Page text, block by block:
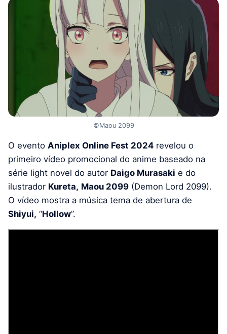
©Maou 2099
O evento Aniplex Online Fest 2024 revelou o
primeiro vídeo promocional do anime baseado na
série light novel do autor Daigo Murasaki e do
ilustrador Kureta, Maou 2099 (Demon Lord 2099).
O vídeo mostra a música tema de abertura de
Shiyui, “Hollow”.